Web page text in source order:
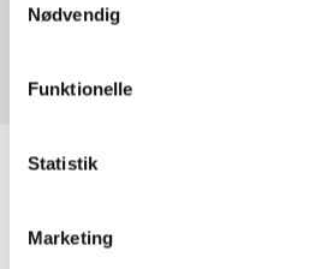
Nødvendig
Funktionelle
Statistik
Marketing
Artikler